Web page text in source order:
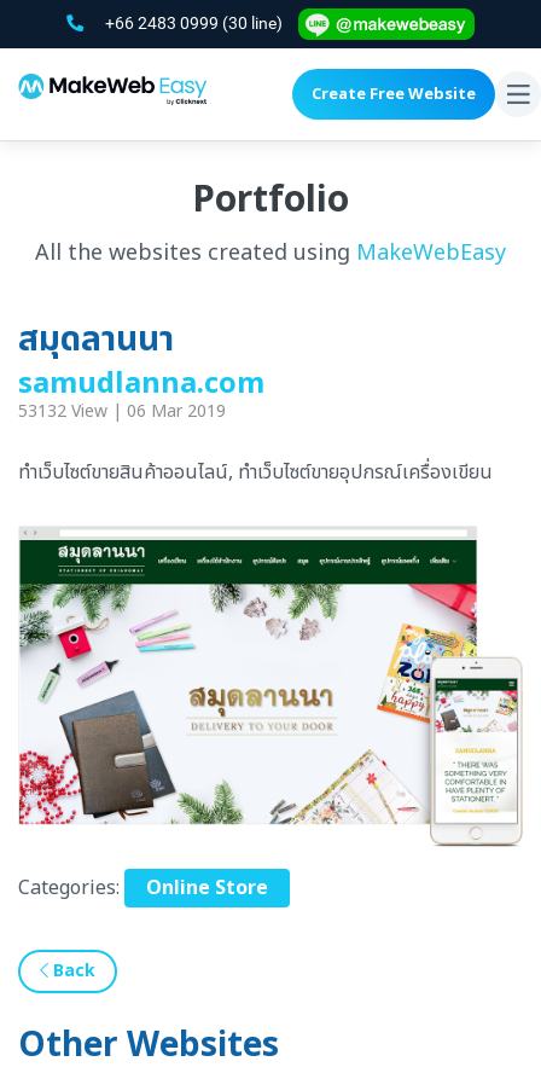
+66 2483 0999 (30 line)
Create Free Website
Portfolio
All the websites created using MakeWebEasy
สมุดลานนา
samudlanna.com
53132 View | 06 Mar 2019
ทำเว็บไซต์ขายสินค้าออนไลน์, ทำเว็บไซต์ขายอุปกรณ์เครื่องเขียน
Categories: Online Store
Back
Other Websites